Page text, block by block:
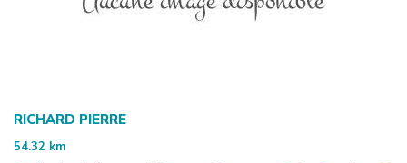
RICHARD PIERRE
54.32 km